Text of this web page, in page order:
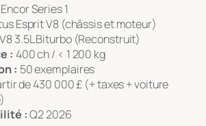
Encor Series 1
Esprit V8 (châssis et moteur)
V8 3.5L Biturbo (Reconstruit)
: 400 ch / < 1 200 kg
: 50 exemplaires
de 430 000 £ (+ taxes + voiture
:Q2 2026